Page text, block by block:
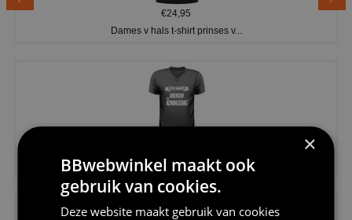
€24,95
Dames v hals t-shirt prinses v...
Koningsdag shirt heren v-hals ...
×
BBwebwinkel maakt ook
gebruik van cookies.
Deze website maakt gebruik van cookies